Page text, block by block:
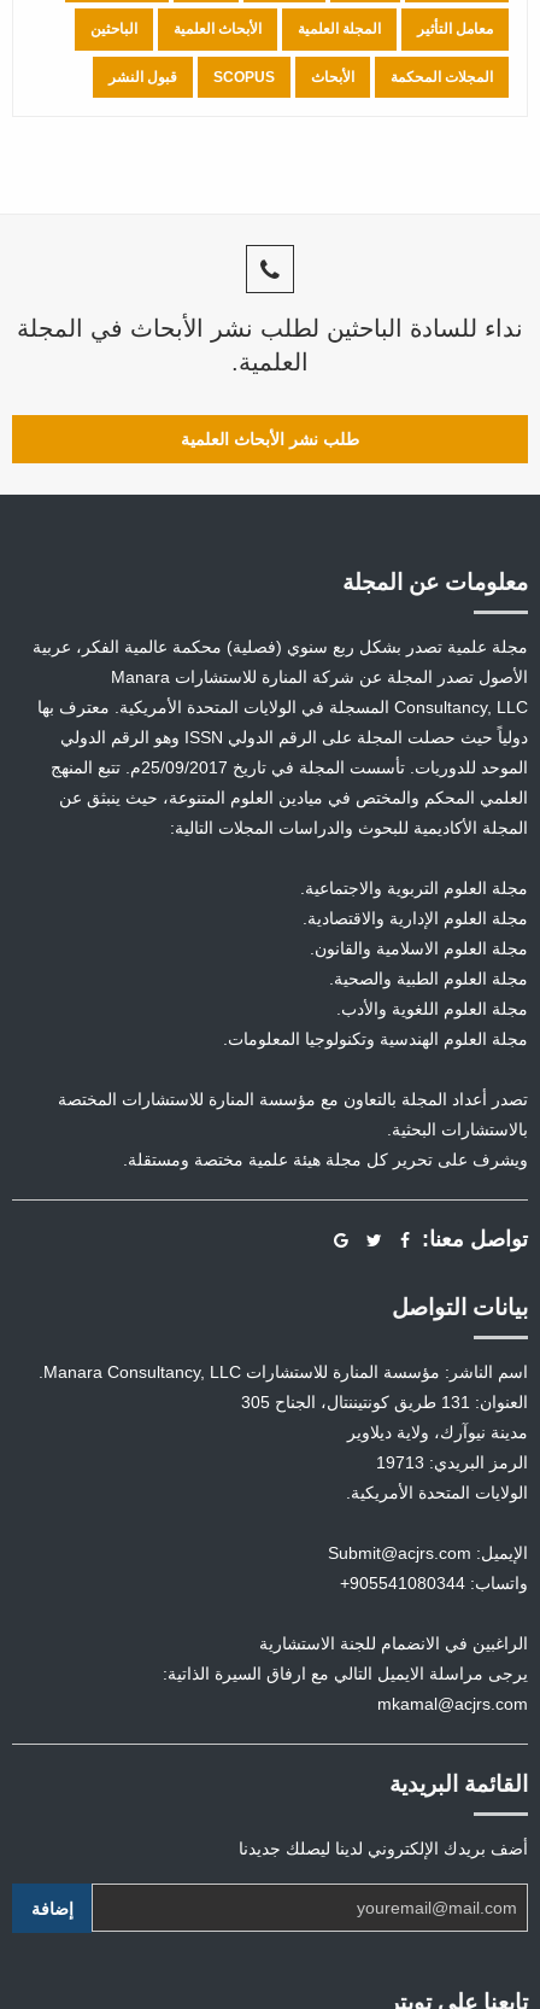
معامل التأثير المجلة العلمية الأبحاث العلمية الباحثين
المجلات المحكمة الأبحاث SCOPUS قبول النشر
نداء للسادة الباحثين لطلب نشر الأبحاث في المجلة
العلمية.
طلب نشر الأبحاث العلمية
معلومات عن المجلة
مجلة علمية تصدر بشكل ربع سنوي (فصلية) محكمة عالمية الفكر، عربية
الأصول تصدر المجلة عن شركة المنارة للاستشارات Manara
Consultancy, LLC المسجلة في الولايات المتحدة الأمريكية. معترف بها
دولياً حيث حصلت المجلة على الرقم الدولي ISSN وهو الرقم الدولي
الموحد للدوريات. تأسست المجلة في تاريخ 25/09/2017م. تتبع المنهج
العلمي المحكم والمختص في ميادين العلوم المتنوعة، حيث ينبثق عن
المجلة الأكاديمية للبحوث والدراسات المجلات التالية:
مجلة العلوم التربوية والاجتماعية.
مجلة العلوم الإدارية والاقتصادية.
مجلة العلوم الاسلامية والقانون.
مجلة العلوم الطبية والصحية.
مجلة العلوم اللغوية والأدب.
مجلة العلوم الهندسية وتكنولوجيا المعلومات.
تصدر أعداد المجلة بالتعاون مع مؤسسة المنارة للاستشارات المختصة
بالاستشارات البحثية.
ويشرف على تحرير كل مجلة هيئة علمية مختصة ومستقلة.
تواصل معنا:
بيانات التواصل
اسم الناشر: مؤسسة المنارة للاستشارات Manara Consultancy, LLC.
العنوان: 131 طريق كونتيننتال، الجناح 305
مدينة نيوآرك، ولاية ديلاوير
الرمز البريدي: 19713
الولايات المتحدة الأمريكية.
الإيميل: Submit@acjrs.com
واتساب: 905541080344+
الراغبين في الانضمام للجنة الاستشارية
يرجى مراسلة الايميل التالي مع ارفاق السيرة الذاتية:
mkamal@acjrs.com
القائمة البريدية
أضف بريدك الإلكتروني لدينا ليصلك جديدنا
تابعنا على تويتر